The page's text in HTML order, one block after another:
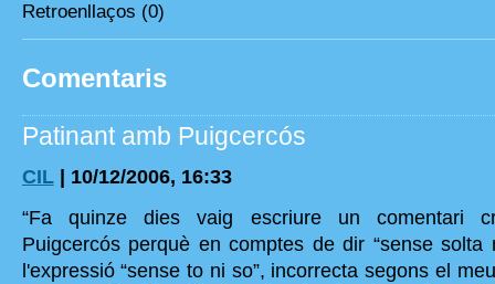
Retroenllaços (0)
Comentaris
Patinant amb Puigcercós
CIL| 10/12/2006, 16:33
“Fa quinze dies vaig escriure un comentari
Puigcercós perquè en comptes de dir “sense solta
l'expressió “sense to ni so”, incorrecta segons el